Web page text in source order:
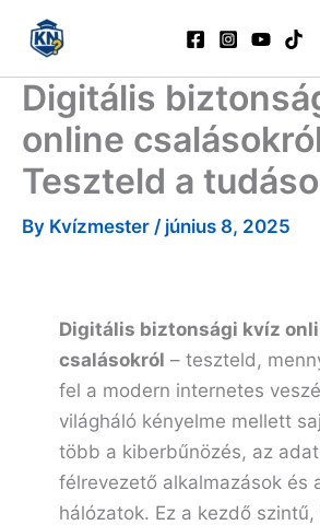
content
Digitális
online
Teszteld a
By Kvízmester / június 8, 2025
Digitális biztonsági kvíz
csalásokról – teszteld,
fel a modern internetes
világháló kényelme mellett
több a kiberbűnözés, az
félrevezető alkalmazások és
hálózatok. Ez a kezdő szintű,